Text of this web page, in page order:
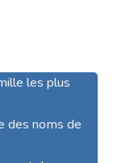
les plus
des noms de